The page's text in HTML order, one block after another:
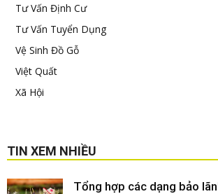
Tư Vấn Định Cư
Tư Vấn Tuyển Dụng
Vệ Sinh Đồ Gỗ
Việt Quất
Xã Hội
TIN XEM NHIỀU
Tổng hợp các dạng bảo